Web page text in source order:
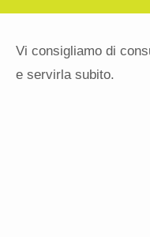
Vi consigliamo di
e servirla subito.